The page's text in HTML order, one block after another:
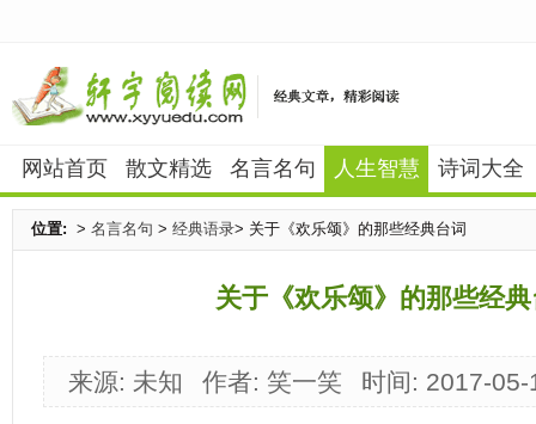
网站首页 散文精选 名言名句 人生智慧 诗词大全
位置: > 名言名句 > 经典语录> 关于《欢乐颂》的那些经典台词
关于《欢乐颂》的那些经
来源: 未知 作者: 笑一笑 时间: 2017-05-